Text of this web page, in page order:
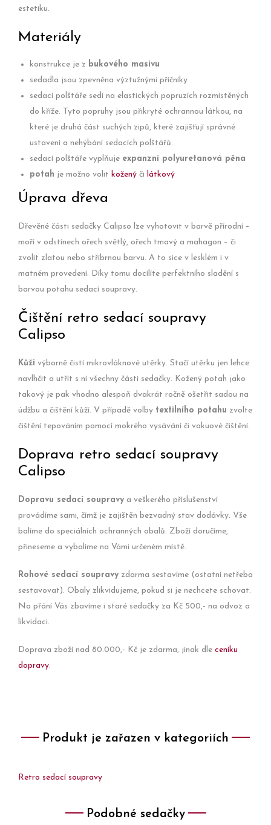
estetiku.
Materiály
konstrukce je z bukového masivu
sedadla jsou zpevněna výztužnými příčníky
sedací polštáře sedí na elastických popruzích rozmístěných
do kříže. Tyto popruhy jsou přikryté ochrannou látkou, na
které je druhá část suchých zipů, které zajišťují správné
ustavení a nehýbání sedacích polštářů.
sedací polštáře vyplňuje expanzní polyuretanová pěna
potah je možno volit kožený či látkový
Úprava dřeva
Dřevěné části sedačky Calipso lze vyhotovit v barvě přírodní –
moří v odstínech ořech světlý, ořech tmavý a mahagon – či
zvolit zlatou nebo stříbrnou barvu. A to sice v lesklém i v
matném provedení. Díky tomu docílíte perfektního sladění s
barvou potahu sedací soupravy.
Čištění retro sedací soupravy
Calipso
Kůži výborně čistí mikrovláknové utěrky. Stačí utěrku jen lehce
navlhčit a utřít s ní všechny části sedačky. Kožený potah jako
takový je pak vhodno alespoň dvakrát ročně ošetřit sadou na
údžbu a čištění kůží. V případě volby textilního potahu zvolte
čištění tepováním pomocí mokrého vysávání či vakuové čištění.
Doprava retro sedací soupravy
Calipso
Dopravu sedací soupravy a veškerého příslušenství
provádíme sami, čímž je zajištěn bezvadný stav dodávky. Vše
balíme do speciálních ochranných obalů. Zboží doručíme,
přineseme a vybalíme na Vámi určeném místě.
Rohové sedací soupravy zdarma sestavíme (ostatní netřeba
sestavovat). Obaly zlikvidujeme, pokud si je nechcete schovat.
Na přání Vás zbavíme i staré sedačky za Kč 500,- na odvoz a
likvidaci.
Doprava zboží nad 80.000,- Kč je zdarma, jinak dle ceníku
dopravy.
Produkt je zařazen v kategoriích
Retro sedací soupravy
Podobné sedačky